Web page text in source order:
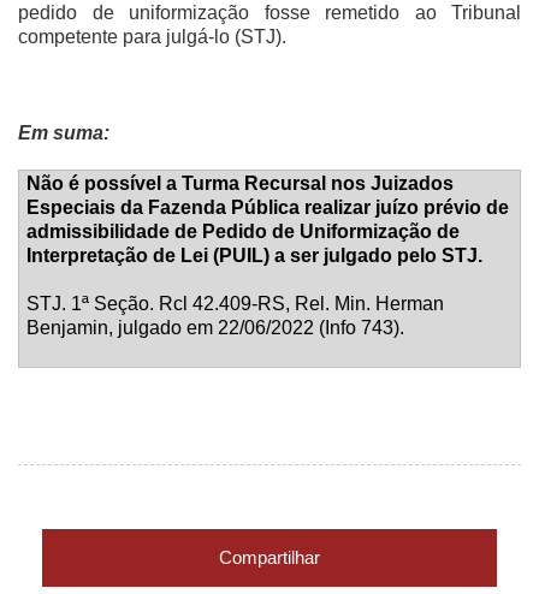
pedido de uniformização fosse remetido ao Tribunal
competente para julgá-lo (STJ).
Em suma:
Não é possível a Turma Recursal nos Juizados
Especiais da Fazenda Pública realizar juízo prévio de
admissibilidade de Pedido de Uniformização de
Interpretação de Lei (PUIL) a ser julgado pelo STJ.
STJ. 1ª Seção. Rcl 42.409-RS, Rel. Min. Herman
Benjamin, julgado em 22/06/2022 (Info 743).
Compartilhar